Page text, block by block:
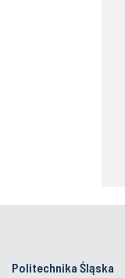
Politechnika Śląska